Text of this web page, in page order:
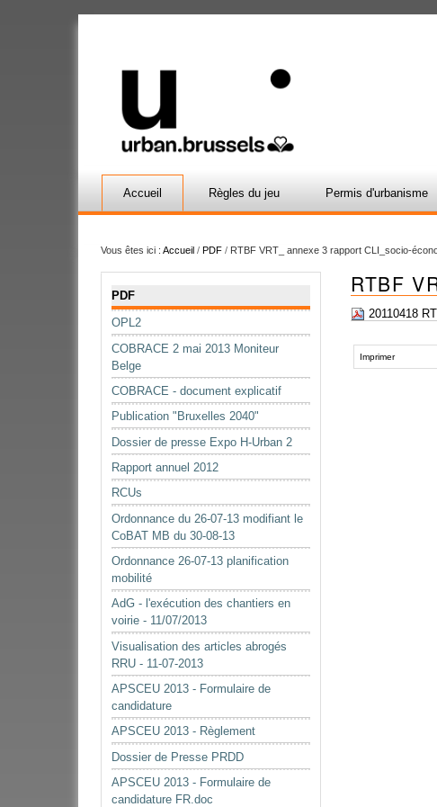
Accueil Règles du jeu Permis d'urbanisme
Vous êtes ici : Accueil / PDF / RTBF VRT_ annexe 3 rapport CLI_socio-
PDF
OPL2
COBRACE 2 mai 2013 Moniteur
Belge
COBRACE - document explicatif
Publication "Bruxelles 2040"
Dossier de presse Expo H-Urban 2
Rapport annuel 2012
RCUs
Ordonnance du 26-07-13 modifiant le
CoBAT MB du 30-08-13
Ordonnance 26-07-13 planification
mobilité
AdG - l'exécution des chantiers en
voirie - 11/07/2013
Visualisation des articles abrogés
RRU - 11-07-2013
APSCEU 2013 - Formulaire de
candidature
APSCEU 2013 - Règlement
Dossier de Presse PRDD
APSCEU 2013 - Formulaire de
candidature FR.doc
RTBF
20110418
surImprimer